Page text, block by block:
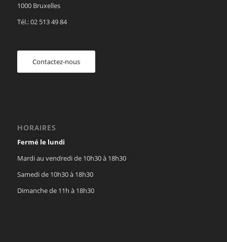
1000 Bruxelles
Tél.: 02 513 49 84
Contactez-nous
HORAIRES
Fermé le lundi
Mardi au vendredi de 10h30 à 18h30
Samedi de 10h30 à 18h30
Dimanche de 11h à 18h30